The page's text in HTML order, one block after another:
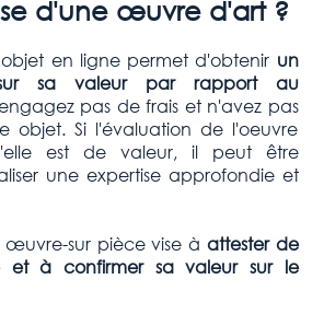
d'une œuvre d'art ?
objet en ligne permet d'obtenir un
sa valeur par rapport au
pas de frais et n'avez pas
objet. Si l'évaluation de l'oeuvre
est de valeur, il peut être
une expertise approfondie et
œuvre-sur pièce vise à attester de
et à confirmer sa valeur sur le